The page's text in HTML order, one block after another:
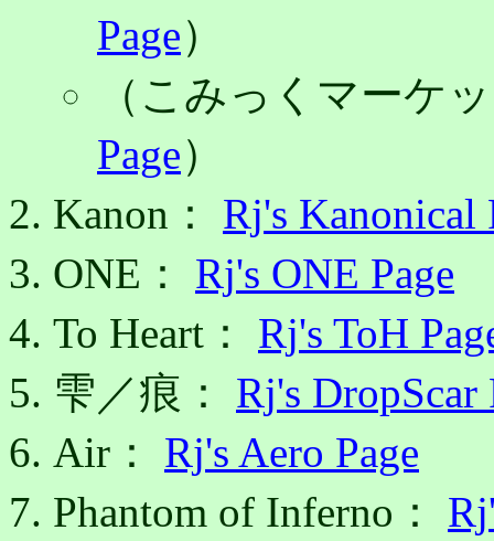
Page）
（こみっくマーケ
Page）
Kanon： Rj's Kanonical
ONE： Rj's ONE Page
To Heart： Rj's ToH
雫／痕： Rj's DropScar
Air： Rj's Aero Page
Phantom of Inferno：